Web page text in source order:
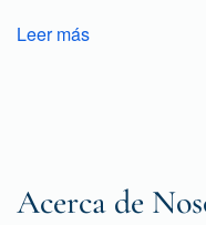
Leer más
Acerca de